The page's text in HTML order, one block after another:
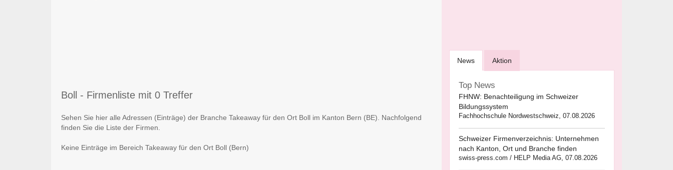
Boll - Firmenliste mit 0 Treffer
Sehen Sie hier alle Adressen (Einträge) der Branche Takeaway für den Ort Boll im Kanton Bern (BE). Nachfolgend
finden Sie die Liste der Firmen.
Keine Einträge im Bereich Takeaway für den Ort Boll (Bern)
News Aktion
Top News
FHNW: Benachteiligung im Schweizer
Bildungssystem
Fachhochschule Nordwestschweiz, 07.08.2026
Schweizer Firmenverzeichnis: Unternehmen
nach Kanton, Ort und Branche finden
swiss-press.com / HELP Media AG, 07.08.2026